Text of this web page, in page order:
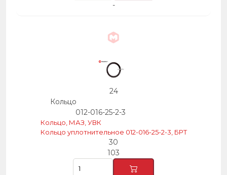
-
24
Кольцо
012-016-25-2-3
Кольцо, МАЗ, УВК
Кольцо уплотнительное 012-016-25-2-3, БРТ
30
103